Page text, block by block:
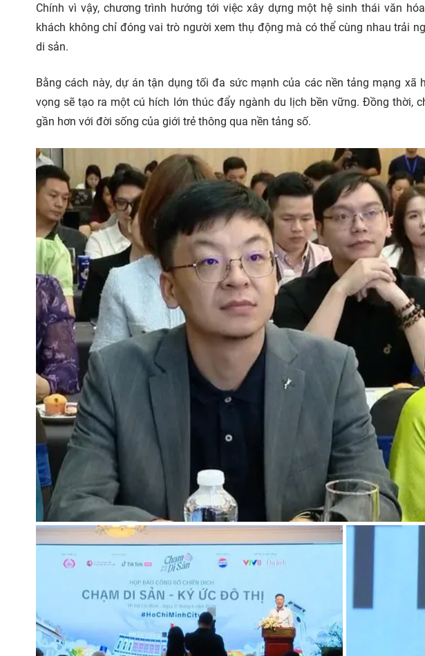
Chính vì vậy, chương trình hướng tới việc xây dựng một hệ sinh thái văn
khách không chỉ đóng vai trò người xem thụ động mà có thể cùng nhau trải
di sản.
Bằng cách này, dự án tận dụng tối đa sức mạnh của các nền tảng mạng
vọng sẽ tạo ra một cú hích lớn thúc đẩy ngành du lịch bền vững. Đồng thời,
gần hơn với đời sống của giới trẻ thông qua nền tảng số.